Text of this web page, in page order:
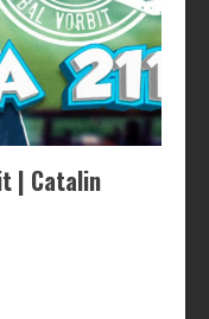
| Catalin